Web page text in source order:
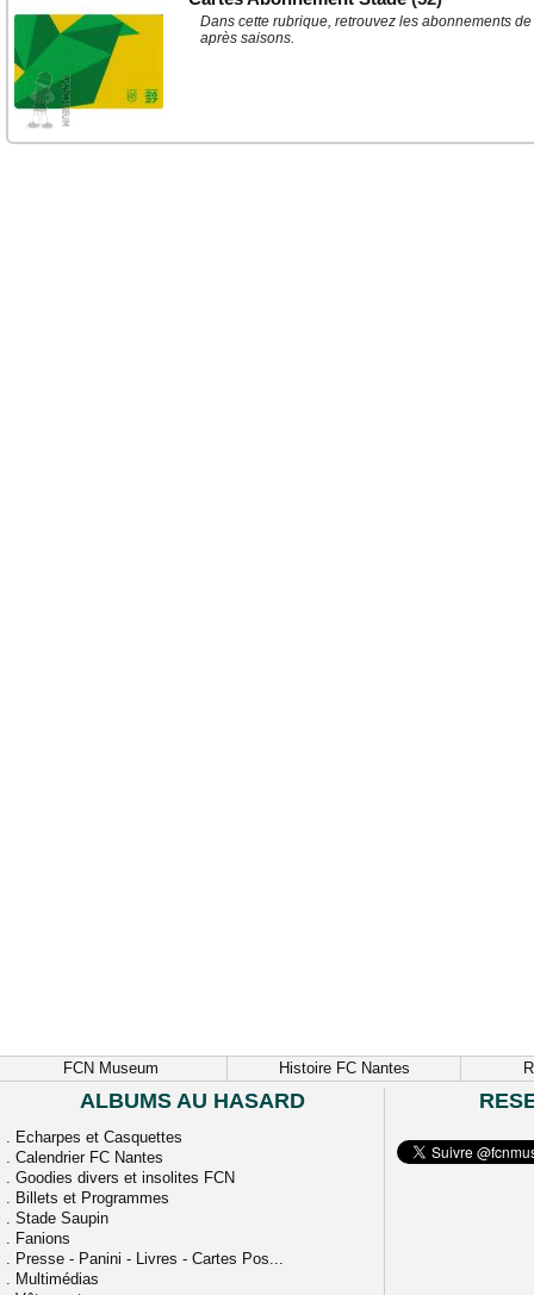
Dans cette rubrique, retrouvez les abonnements
après saisons.
FCN Museum Histoire FC Nantes
ALBUMS AU HASARD
. Echarpes et Casquettes
. Calendrier FC Nantes
. Goodies divers et insolites FCN
. Billets et Programmes
. Stade Saupin
. Fanions
. Presse - Panini - Livres - Cartes Pos...
. Multimédias